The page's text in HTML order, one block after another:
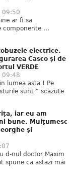
09:50
ar fi sa
componente ...
electrice.
Casco și de
VERDE
09:48
lumea asta ! Pe
sunt " scazute
iar eu am
bune. Mulţumesc
şi
d-nul doctor Maxim
spune ca astazi mai